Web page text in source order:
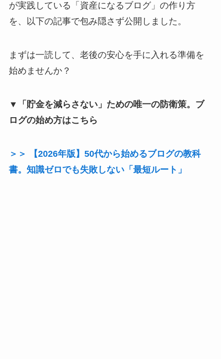
が実践している「資産になるブログ」の作り方
を、以下の記事で包み隠さず公開しました。
まずは一読して、老後の安心を手に入れる準備を
始めませんか？
▼「貯金を減らさない」ための唯一の防衛策。ブ
ログの始め方はこちら
＞＞ 【2026年版】50代から始めるブログの教科
書。知識ゼロでも失敗しない「最短ルート」